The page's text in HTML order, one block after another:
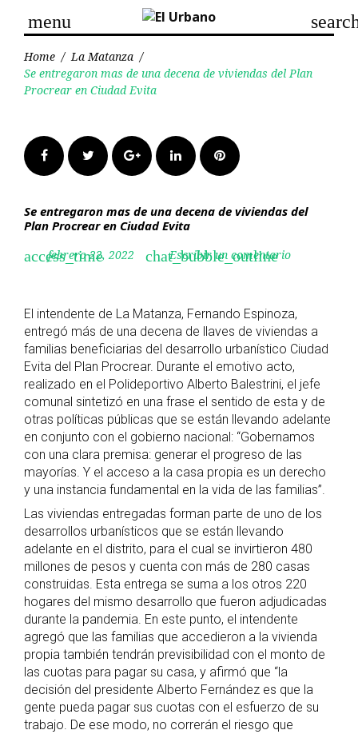
menu
Home / La Matanza /
Se entregaron mas de una decena de viviendas del Plan
Procrear en Ciudad Evita
FacebookTwitter Google+LinkedInPinterest
Se entregaron mas de una decena de viviendas del
Plan Procrear en Ciudad Evita
access_time
febrero 22, 2022 chat_bubble_outline
Escribir un comentario
El intendente de La Matanza, Fernando Espinoza,
entregó más de una decena de llaves de viviendas a
familias beneficiarias del desarrollo urbanístico Ciudad
Evita del Plan Procrear. Durante el emotivo acto,
realizado en el Polideportivo Alberto Balestrini, el jefe
comunal sintetizó en una frase el sentido de esta y de
otras políticas públicas que se están llevando adelante
en conjunto con el gobierno nacional: “Gobernamos
con una clara premisa: generar el progreso de las
mayorías. Y el acceso a la casa propia es un derecho
y una instancia fundamental en la vida de las familias”.
Las viviendas entregadas forman parte de uno de los
desarrollos urbanísticos que se están llevando
adelante en el distrito, para el cual se invirtieron 480
millones de pesos y cuenta con más de 280 casas
construidas. Esta entrega se suma a los otros 220
hogares del mismo desarrollo que fueron adjudicadas
durante la pandemia. En este punto, el intendente
agregó que las familias que accedieron a la vivienda
propia también tendrán previsibilidad con el monto de
las cuotas para pagar su casa, y afirmó que “la
decisión del presidente Alberto Fernández es que la
gente pueda pagar sus cuotas con el esfuerzo de su
trabajo. De ese modo, no correrán el riesgo que